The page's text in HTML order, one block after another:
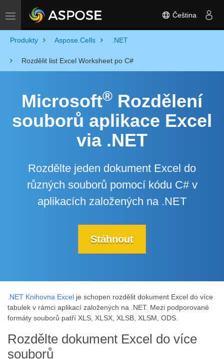
Toggle navigation Čeština
Produkty Aspose.Cells .NET
Rozdělit list Excel Worksheet po C#
Microsoft® Rozdělení
souborů aplikace Excel
via .NET
Rozdělte jeden dokument Excel do
různých souborů pomocí kódu C# v
aplikacích založených na .NET
Stáhnout
.NET Knihovna Excel je schopen rozdělit dokument Excel do více
tabulek v rámci aplikací založených na .NET. Mezi podporované
formáty souborů patří XLS, XLSX, XLSB, XLSM, ODS.
Rozdělte dokument Excel do více
souborů